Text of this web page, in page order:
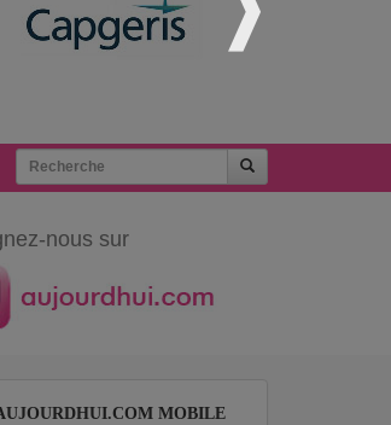
nous sur
MOBILE